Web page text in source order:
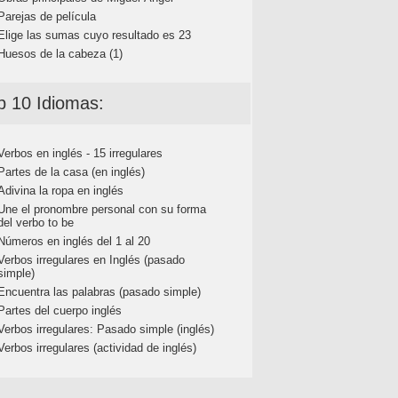
de película
las sumas cuyo resultado es 23
de la cabeza (1)
10 Idiomas:
en inglés - 15 irregulares
de la casa (en inglés)
la ropa en inglés
el pronombre personal con su forma
verbo to be
en inglés del 1 al 20
irregulares en Inglés (pasado
las palabras (pasado simple)
del cuerpo inglés
irregulares: Pasado simple (inglés)
irregulares (actividad de inglés)